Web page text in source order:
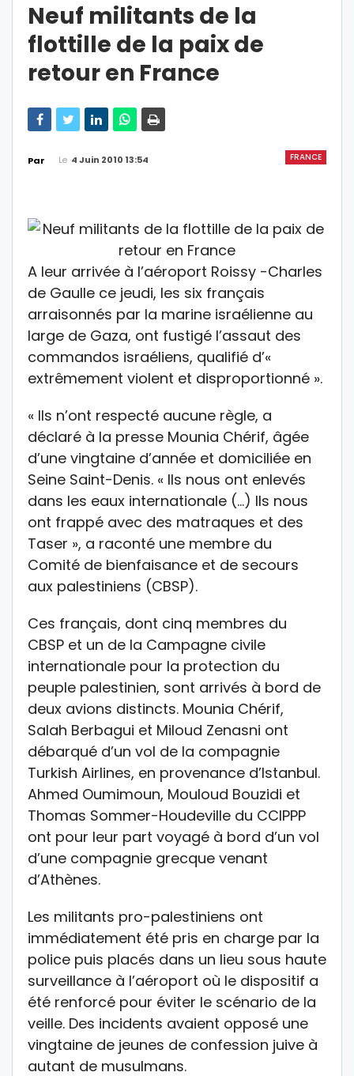
Neuf militants de la
flottille de la paix de
retour en France
FRANCE
Par Le 4 Juin 2010 13:54
A leur arrivée à l’aéroport Roissy -Charles
de Gaulle ce jeudi, les six français
arraisonnés par la marine israélienne au
large de Gaza, ont fustigé l’assaut des
commandos israéliens, qualifié d’«
extrêmement violent et disproportionné ».
« Ils n’ont respecté aucune règle, a
déclaré à la presse Mounia Chérif, âgée
d’une vingtaine d’année et domiciliée en
Seine Saint-Denis. « Ils nous ont enlevés
dans les eaux internationale (…) Ils nous
ont frappé avec des matraques et des
Taser », a raconté une membre du
Comité de bienfaisance et de secours
aux palestiniens (CBSP).
Ces français, dont cinq membres du
CBSP et un de la Campagne civile
internationale pour la protection du
peuple palestinien, sont arrivés à bord de
deux avions distincts. Mounia Chérif,
Salah Berbagui et Miloud Zenasni ont
débarqué d’un vol de la compagnie
Turkish Airlines, en provenance d’Istanbul.
Ahmed Oumimoun, Mouloud Bouzidi et
Thomas Sommer-Houdeville du CCIPPP
ont pour leur part voyagé à bord d’un vol
d’une compagnie grecque venant
d’Athènes.
Les militants pro-palestiniens ont
immédiatement été pris en charge par la
police puis placés dans un lieu sous haute
surveillance à l’aéroport où le dispositif a
été renforcé pour éviter le scénario de la
veille. Des incidents avaient opposé une
vingtaine de jeunes de confession juive à
autant de musulmans.